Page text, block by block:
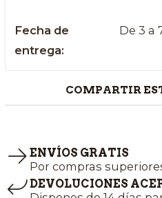
Fecha de
entrega:
De 3 a
COMPARTIR
ENVÍOS GRATIS
Por compras
DEVOLUCIONES